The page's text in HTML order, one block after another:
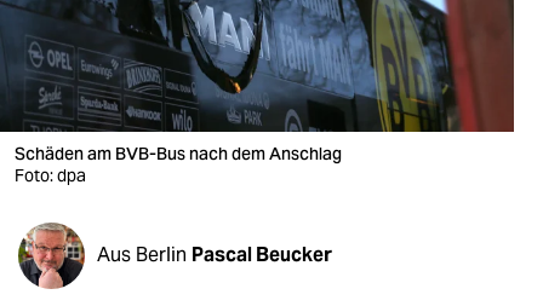
nord
wahrheit
verlag
verlag
veranstaltungen
shop
Schäden am BVB-Bus nach dem Anschlag
Foto: dpa
Aus Berlin Pascal Beucker